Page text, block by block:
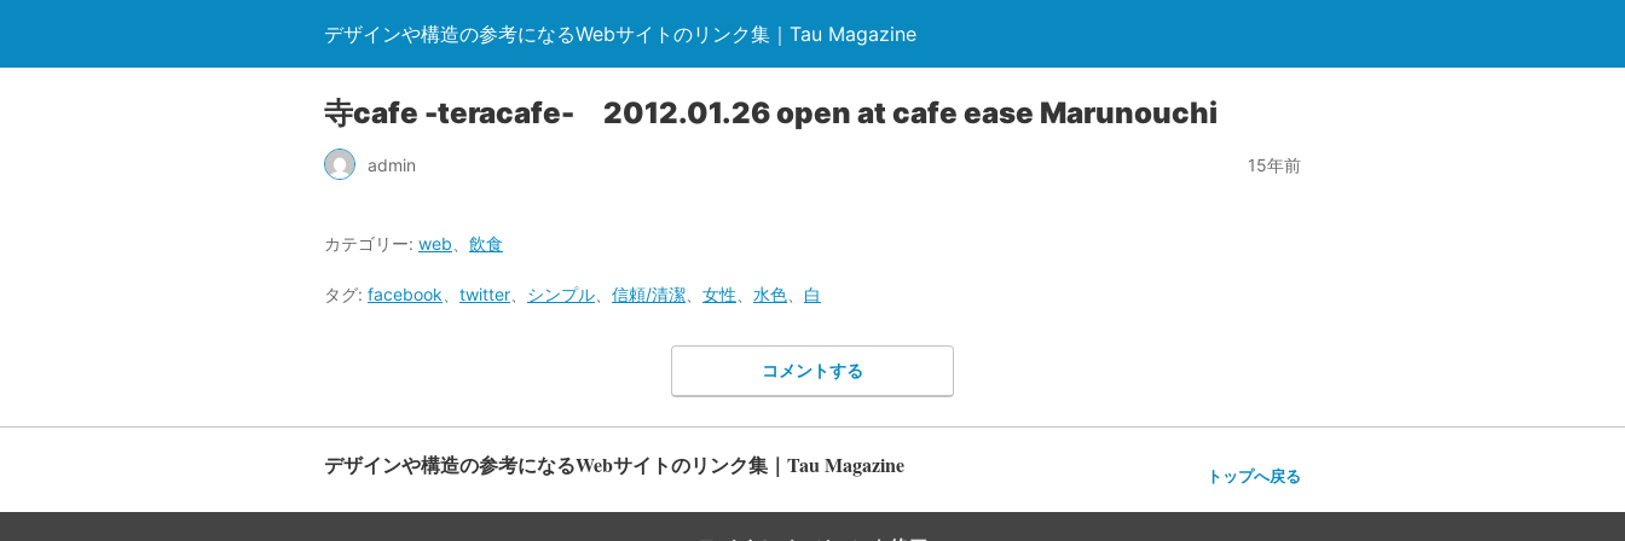
デザインや構造の参考になるWebサイトのリンク集｜Tau Magazine
寺cafe -teracafe- 2012.01.26 open at cafe ease Marunouchi
admin 15年前
カテゴリー: web 飲食
タグ: facebook twitter シンプル 信頼/清潔 女性 水色 白
コメントする
デザインや構造の参考になるWebサイトのリンク集｜Tau Magazine トップへ戻る